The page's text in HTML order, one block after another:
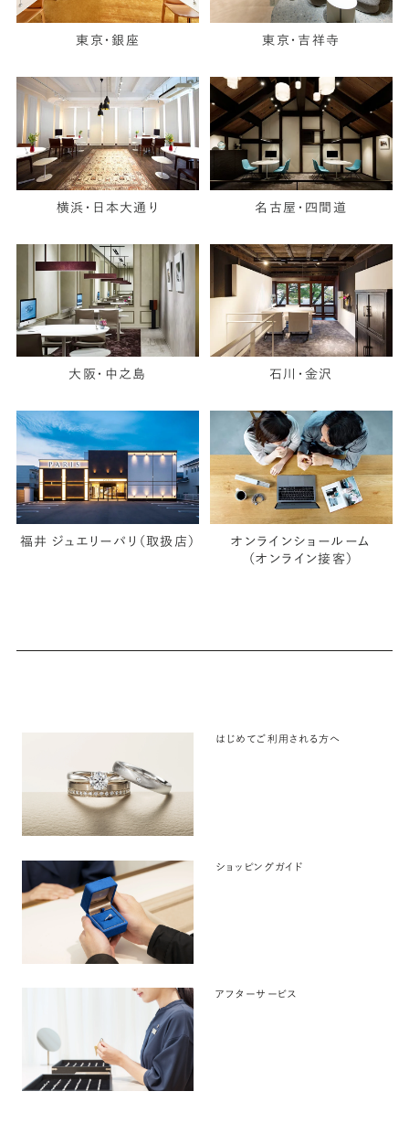
東京・銀座 東京・吉祥寺
横浜・日本大通り 名古屋・四間道
大阪・中之島 石川・金沢
福井 ジュエリーパリ（取扱店）
オンラインショールーム
（オンライン接客）
はじめてご利用される方へ
ショッピングガイド
アフターサービス